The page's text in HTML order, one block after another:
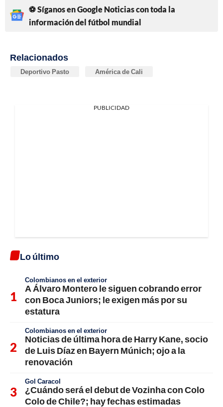
⚽ Síganos en Google Noticias con toda la
información del fútbol mundial
Relacionados
Deportivo Pasto América de Cali
PUBLICIDAD
Lo último
Colombianos en el exterior
A Álvaro Montero le siguen cobrando error
con Boca Juniors; le exigen más por su
estatura
Colombianos en el exterior
Noticias de última hora de Harry Kane, socio
de Luis Díaz en Bayern Múnich; ojo a la
renovación
Gol Caracol
¿Cuándo será el debut de Vozinha con Colo
Colo de Chile?; hay fechas estimadas